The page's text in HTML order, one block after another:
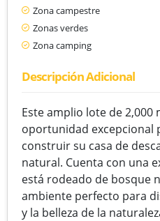
Zona campestre
Zonas verdes
Zona camping
Descripción Adicional
Este amplio lote de 2,000
oportunidad excepcional
construir su casa de
natural. Cuenta con una
está rodeado de bosque
ambiente perfecto para
y la belleza de la